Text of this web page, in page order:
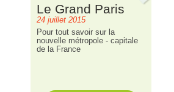
Le Grand Paris
24 juillet 2015
Pour tout savoir sur la
nouvelle métropole - capitale
de la France